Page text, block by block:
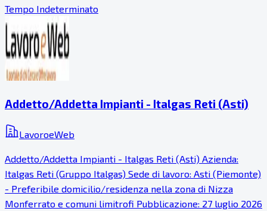
Tempo Indeterminato
Addetto/Addetta Impianti - Italgas Reti (Asti)
LavoroeWeb
Addetto/Addetta Impianti - Italgas Reti (Asti) Azienda:
Italgas Reti (Gruppo Italgas) Sede di lavoro: Asti (Piemonte)
- Preferibile domicilio/residenza nella zona di Nizza
Monferrato e comuni limitrofi Pubblicazione: 27 luglio 2026